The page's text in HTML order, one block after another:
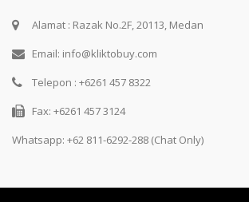
Alamat : Razak No.2F, 20113, Medan
Email: info@kliktobuy.com
Telepon : +6261 457 8322
Fax: +6261 457 3124
Whatsapp: +62 811-6292-288 (Chat Only)